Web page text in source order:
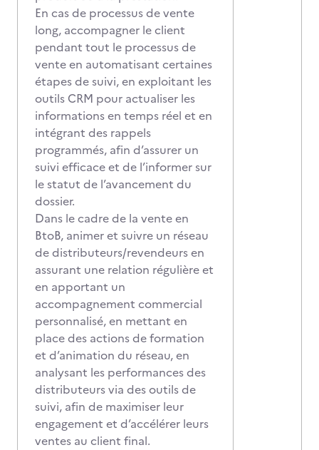
En cas de processus de vente
long, accompagner le client
pendant tout le processus de
vente en automatisant certaines
étapes de suivi, en exploitant les
outils CRM pour actualiser les
informations en temps réel et en
intégrant des rappels
programmés, afin d’assurer un
suivi efficace et de l’informer sur
le statut de l’avancement du
dossier.
Dans le cadre de la vente en
BtoB, animer et suivre un réseau
de distributeurs/revendeurs en
assurant une relation régulière et
en apportant un
accompagnement commercial
personnalisé, en mettant en
place des actions de formation
et d’animation du réseau, en
analysant les performances des
distributeurs via des outils de
suivi, afin de maximiser leur
engagement et d’accélérer leurs
ventes au client final.